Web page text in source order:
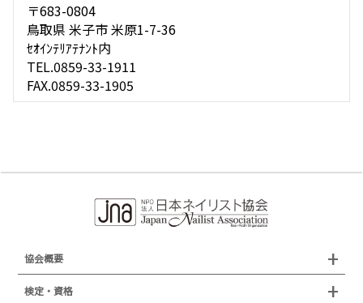
〒683-0804
鳥取県 米子市 米原1-7-36
ｾｵｲﾝﾃﾘｱﾃﾅﾝﾄ内
TEL.0859-33-1911
FAX.0859-33-1905
協会概要
組織概要
検定・資格